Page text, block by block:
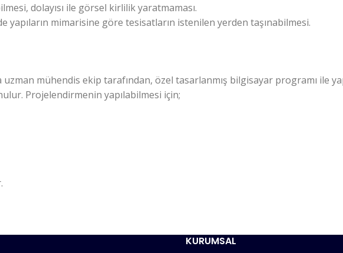
dolayısı ile görsel kirlilik yaratmaması.
yapıların mimarisine göre tesisatların istenilen yerden taşınabilmesi.
mühendis ekip tarafından, özel tasarlanmış bilgisayar programı ile
Projelendirmenin yapılabilmesi için;
KURUMSAL